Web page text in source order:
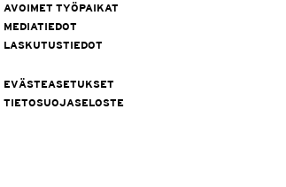
AVOIMET TYÖPAIKAT
MEDIATIEDOT
LASKUTUSTIEDOT
EVÄSTEASETUKSET
TIETOSUOJASELOSTE